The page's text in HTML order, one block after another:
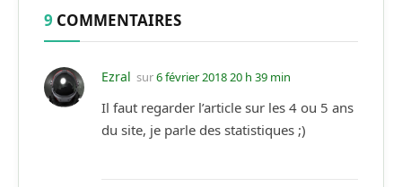
9 COMMENTAIRES
Ezral sur6 février 2018 20 h 39 min
Il faut regarder l’article sur les 4 ou 5 ans
du site, je parle des statistiques ;)